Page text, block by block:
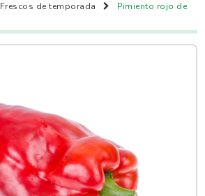
Frescos de temporada
Pimiento rojo de